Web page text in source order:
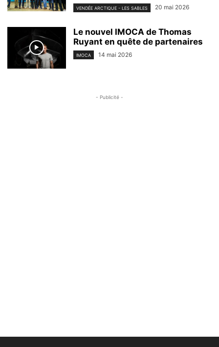
VENDÉE ARCTIQUE - LES SABLES 20 mai 2026
Le nouvel IMOCA de Thomas
Ruyant en quête de partenaires
IMOCA 14 mai 2026
- Publicité -